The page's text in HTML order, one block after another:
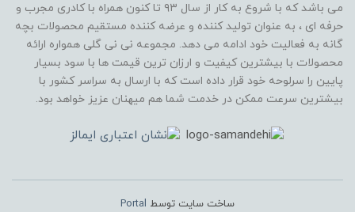
می باشد که با شروع به کار از سال ۹۳ تا کنون همراه با کادری مجرب و
حرفه ای ، به عنوان تولید کننده و عرضه کننده مستقیم محصولات بچه
گانه به فعالیت خود ادامه می دهد. مجموعه نی نی گلی همواره ارائه
محصولات با بیشترین کیفیت و ارزان ترین قیمت ها با سود بسیار
پایین را سرلوحه خود قرار داده است که با ارسال به سراسر کشور با
بیشترین سرعت ممکن در خدمت شما هم میهنان عزیز خواهد بود.
ساخت سایت توسط Portal